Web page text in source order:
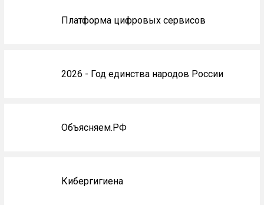
Платформа цифровых сервисов
2026 - Год единства народов России
Объясняем.РФ
Кибергигиена